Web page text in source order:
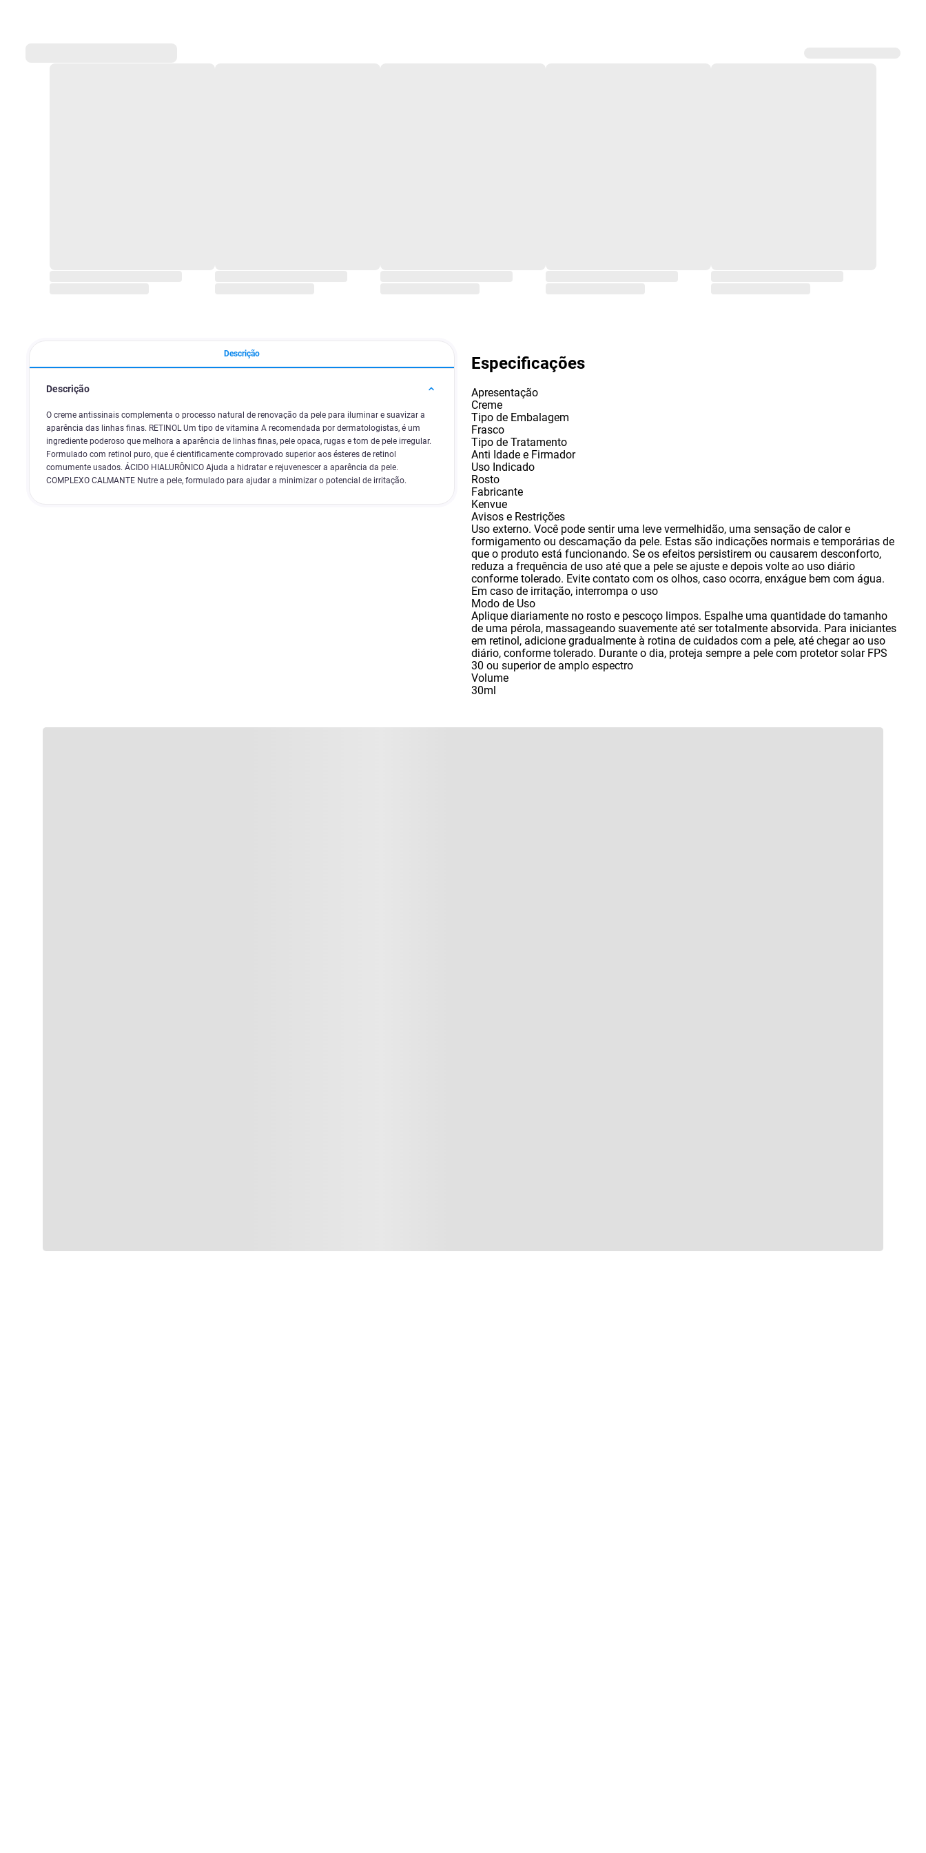
Descrição
Descrição
O creme antissinais complementa o processo natural de renovação da pele para iluminar e suavizar a
aparência das linhas finas. RETINOL Um tipo de vitamina A recomendada por dermatologistas, é um
ingrediente poderoso que melhora a aparência de linhas finas, pele opaca, rugas e tom de pele irregular.
Formulado com retinol puro, que é cientificamente comprovado superior aos ésteres de retinol
comumente usados. ÁCIDO HIALURÔNICO Ajuda a hidratar e rejuvenescer a aparência da pele.
COMPLEXO CALMANTE Nutre a pele, formulado para ajudar a minimizar o potencial de irritação.
Especificações
Apresentação
Creme
Tipo de Embalagem
Frasco
Tipo de Tratamento
Anti Idade e Firmador
Uso Indicado
Rosto
Fabricante
Kenvue
Avisos e Restrições
Uso externo. Você pode sentir uma leve vermelhidão, uma sensação de calor e
formigamento ou descamação da pele. Estas são indicações normais e temporárias de
que o produto está funcionando. Se os efeitos persistirem ou causarem desconforto,
reduza a frequência de uso até que a pele se ajuste e depois volte ao uso diário
conforme tolerado. Evite contato com os olhos, caso ocorra, enxágue bem com água.
Em caso de irritação, interrompa o uso
Modo de Uso
Aplique diariamente no rosto e pescoço limpos. Espalhe uma quantidade do tamanho
de uma pérola, massageando suavemente até ser totalmente absorvida. Para iniciantes
em retinol, adicione gradualmente à rotina de cuidados com a pele, até chegar ao uso
diário, conforme tolerado. Durante o dia, proteja sempre a pele com protetor solar FPS
30 ou superior de amplo espectro
Volume
30ml